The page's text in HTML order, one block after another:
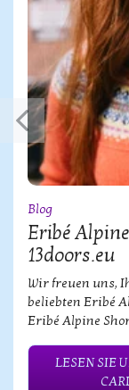
Blog
Eribé
13doors.eu
Wir freuen uns,
beliebten Eribé
Eribé Alpine
LESEN SIE